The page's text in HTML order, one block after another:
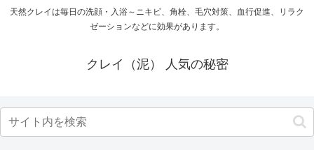
天然クレイは毎日の洗顔・入浴～ニキビ、角栓、毛穴対策、血行促進、リラク
ゼーションなどに効果があります。
クレイ（泥） 人気の秘密